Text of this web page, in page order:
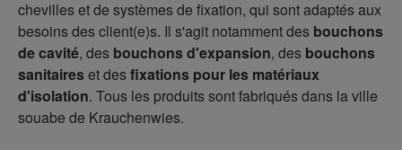
chevilles et de systèmes de fixation, qui sont adaptés aux
besoins des client(e)s. Il s'agit notamment des bouchons
de cavité, des bouchons d'expansion, des bouchons
sanitaireset desfixations pour les matériaux
d'isolation. Tous les produits sont fabriqués dans la ville
souabe de Krauchenwies.